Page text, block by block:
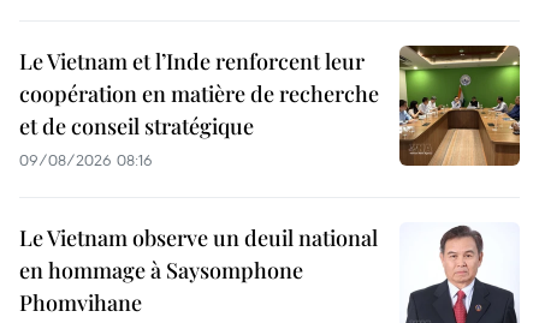
Le Vietnam et l’Inde renforcent leur
coopération en matière de recherche
et de conseil stratégique
09/08/2026 08:16
Le Vietnam observe un deuil national
en hommage à Saysomphone
Phomvihane